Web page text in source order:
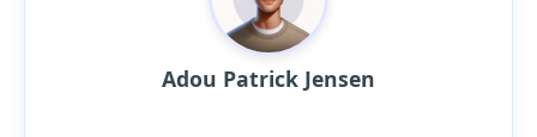
Adou Patrick Jensen